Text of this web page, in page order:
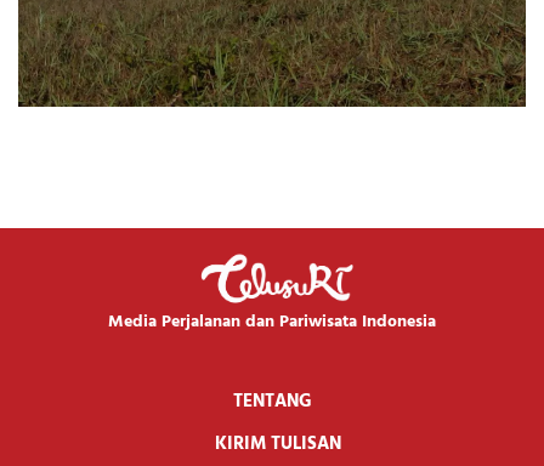
Media Perjalanan dan Pariwisata Indonesia
TENTANG
KIRIM TULISAN